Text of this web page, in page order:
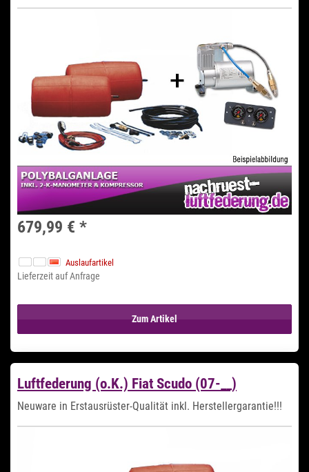
679,99 € *
Auslaufartikel
Lieferzeit auf Anfrage
Zum Artikel
Luftfederung (o.K.) Fiat Scudo (07-__)
Neuware in Erstausrüster-Qualität inkl. Herstellergarantie!!!